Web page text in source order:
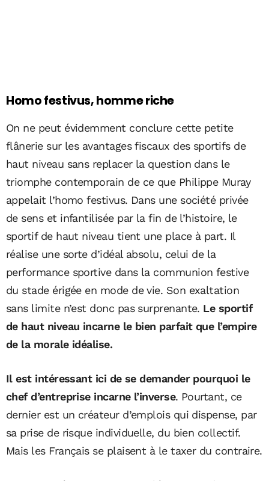
Homo festivus, homme riche
On ne peut évidemment conclure cette petite
flânerie sur les avantages fiscaux des sportifs de
haut niveau sans replacer la question dans le
triomphe contemporain de ce que Philippe Muray
appelait l’homo festivus. Dans une société privée
de sens et infantilisée par la fin de l’histoire, le
sportif de haut niveau tient une place à part. Il
réalise une sorte d’idéal absolu, celui de la
performance sportive dans la communion festive
du stade érigée en mode de vie. Son exaltation
sans limite n’est donc pas surprenante. Le sportif
de haut niveau incarne le bien parfait que l’empire
de la morale idéalise.
Il est intéressant ici de se demander pourquoi le
chef d’entreprise incarne l’inverse. Pourtant, ce
dernier est un créateur d’emplois qui dispense, par
sa prise de risque individuelle, du bien collectif.
Mais les Français se plaisent à le taxer du contraire.